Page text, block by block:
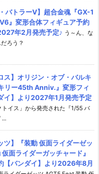
バトラーV】超合金魂『GX-1
』変形合体フィギュア予約
年2月発売予定♪ う～ん、な
ろう？
ス】オリジン・オブ・バルキ
リー45th Anniv.』変形フィ
イ】より2027年1月発売予定
イス」から発売された『1/55 バ
...
ツ】『装動 仮面ライダーゼッ
面ライダーガッチャード』
【バンダイ】より2026年8月